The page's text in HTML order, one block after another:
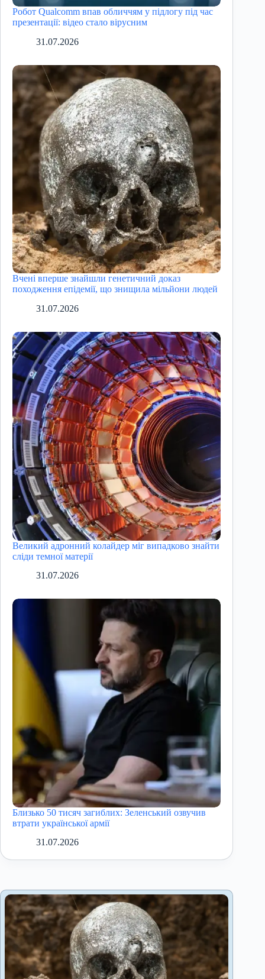
Робот Qualcomm впав обличчям у підлогу під час
презентації: відео стало вірусним
31.07.2026
Вчені вперше знайшли генетичний доказ
походження епідемії, що знищила мільйони людей
31.07.2026
Великий адронний колайдер міг випадково знайти
сліди темної матерії
31.07.2026
Близько 50 тисяч загиблих: Зеленський озвучив
втрати української армії
31.07.2026